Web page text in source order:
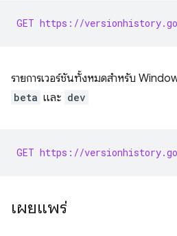
GET https://
รายการเวอร์ชันทั้งหมดสำหรับ
beta และ dev
GET https://
เผยแพร่